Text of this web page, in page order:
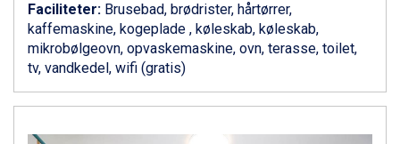
Canazei fra DKK 4.745
Ponte di Legno fra DKK 4.745
Bad Gastein fra DKK 4.195
Alleghe fra DKK 5.595
Sauze dOulx fra DKK 4.045
La Thuile fra DKK 4.595
Faciliteter: Brusebad, brødrister, hårtørrer,
kaffemaskine, kogeplade , køleskab, køleskab,
mikrobølgeovn, opvaskemaskine, ovn, terasse, toilet,
tv, vandkedel, wifi (gratis)